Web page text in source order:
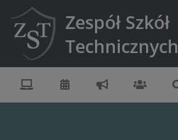
Zespół Szkół
Technicznych